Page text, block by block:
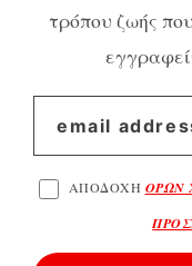
τρόπου ζωής
ΑΠΟΔΟΧΗ ΟΡΩΝ